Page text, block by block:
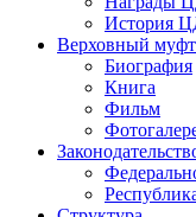
История
Верховный
Биография
Книга
Фильм